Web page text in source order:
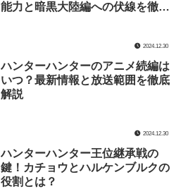
能力と暗黒大陸編への伏線を徹底
2024.12.30
ハンターハンターのアニメ続編は
いつ？最新情報と放送範囲を徹底
解説
2024.12.30
ハンターハンター王位継承戦の
鍵！カチョウとハルケンブルクの
役割とは？